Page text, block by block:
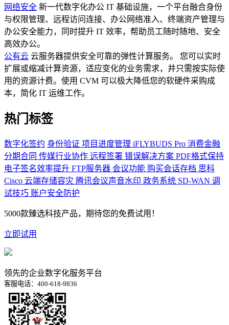
网络安全 新一代数字化办公 IT 基础设施，一个平台融合身份
与权限管理、远程访问连接、办公网络准入、终端资产管理与
办公安全能力，同时提升 IT 效率，帮助员工随时随地、安全
高效办公。
公有云 云服务器提供安全可靠的弹性计算服务。 您可以实时
扩展或缩减计算资源，适应变化的业务需求，并只需按实际使
用的资源计费。使用 CVM 可以极大降低您的软硬件采购成
本，简化 IT 运维工作。
热门标签
数字化签约 身份验证 项目进度管理 iFLYBUDS Pro 消费金融
分期合同 传媒行业协作 远程签署 错误解决方案 PDF格式保持
电子签名效率提升 FTP服务器 会议功能 购买会话存档 思科
Cisco 云端存储容灾 腾讯会议声音水印 政务系统 SD-WAN 调
试技巧 账户安全防护
5000款臻选科技产品，期待您的免费试用！
立即试用
领先的企业数字化服务平台
客服电话：400-618-9836